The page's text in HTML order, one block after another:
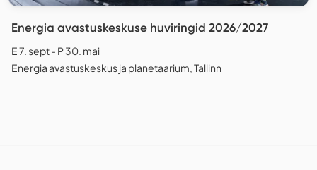
Energia avastuskeskuse huviringid 2026/2027
E 7. sept - P 30. mai
Energia avastuskeskus ja planetaarium, Tallinn